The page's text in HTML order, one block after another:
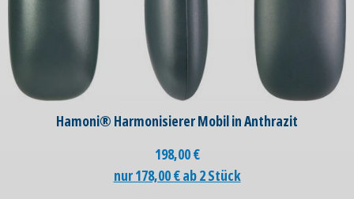
Hamoni® Harmonisierer Mobil in Anthrazit
198,00€
nur 178,00 € ab 2 Stück